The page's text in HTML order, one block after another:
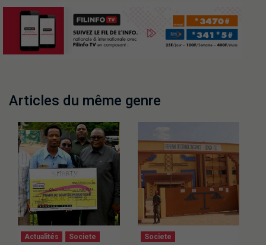
Articles du même genre
Actualités Societe Societe